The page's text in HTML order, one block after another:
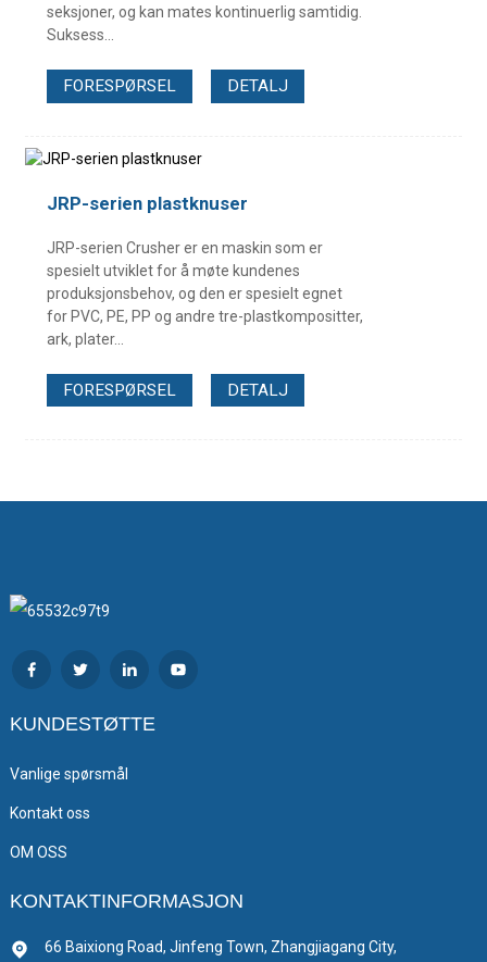
seksjoner, og kan mates kontinuerlig samtidig.
Suksess...
FORESPØRSEL DETALJ
JRP-serien plastknuser
JRP-serien Crusher er en maskin som er
spesielt utviklet for å møte kundenes
produksjonsbehov, og den er spesielt egnet
for PVC, PE, PP og andre tre-plastkompositter,
ark, plater...
FORESPØRSEL DETALJ
KUNDESTØTTE
Vanlige spørsmål
Kontakt oss
OM OSS
KONTAKTINFORMASJON
66 Baixiong Road, Jinfeng Town, Zhangjiagang City,